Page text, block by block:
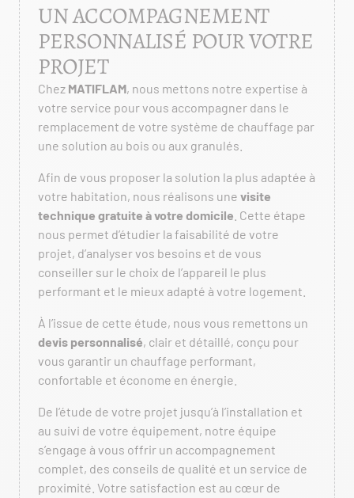
UN ACCOMPAGNEMENT
PERSONNALISÉ POUR VOTRE
PROJET
Chez MATIFLAM, nous mettons notre expertise à
votre service pour vous accompagner dans le
remplacement de votre système de chauffage par
une solution au bois ou aux granulés.
Afin de vous proposer la solution la plus adaptée à
votre habitation, nous réalisons une visite
technique gratuite à votre domicile . Cette étape
nous permet d’étudier la faisabilité de votre
projet, d’analyser vos besoins et de vous
conseiller sur le choix de l’appareil le plus
performant et le mieux adapté à votre logement.
À l’issue de cette étude, nous vous remettons un
devis personnalisé, clair et détaillé, conçu pour
vous garantir un chauffage performant,
confortable et économe en énergie.
De l’étude de votre projet jusqu’à l’installation et
au suivi de votre équipement, notre équipe
s’engage à vous offrir un accompagnement
complet, des conseils de qualité et un service de
proximité. Votre satisfaction est au cœur de